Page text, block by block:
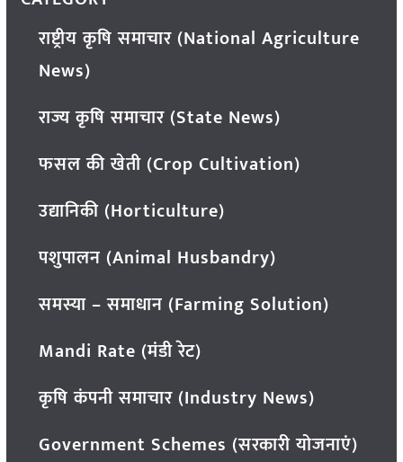
राष्ट्रीय कृषि समाचार (National Agriculture
News)
राज्य कृषि समाचार (State News)
फसल की खेती (Crop Cultivation)
उद्यानिकी (Horticulture)
पशुपालन (Animal Husbandry)
समस्या – समाधान (Farming Solution)
Mandi Rate (मंडी रेट)
कृषि कंपनी समाचार (Industry News)
Government Schemes (सरकारी योजनाएं)